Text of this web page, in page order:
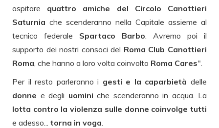
ospitare quattro amiche del Circolo Canottieri
Saturnia che scenderanno nella Capitale assieme al
tecnico federale Spartaco Barbo . Avremo poi il
supporto dei nostri consoci del Roma Club Canottieri
Roma , che hanno a loro volta coinvolto Roma Cares".
Per il resto parleranno i gesti e la caparbietà delle
donne e degli uomini che scenderanno in acqua. La
lotta contro la violenza sulle donne coinvolge tutti
e adesso... torna in voga